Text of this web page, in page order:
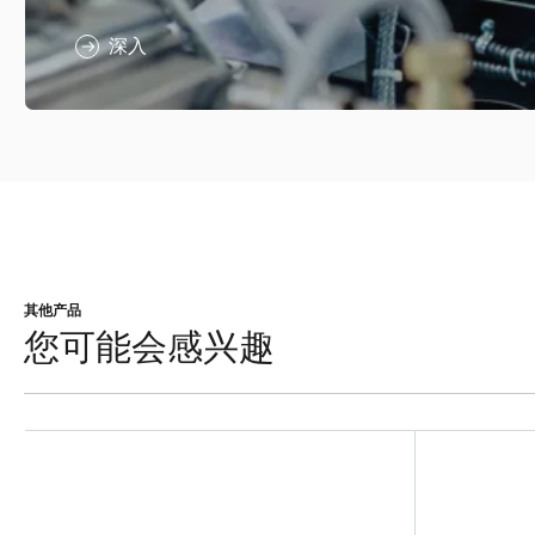
深入
其他产品
您可能会感兴趣